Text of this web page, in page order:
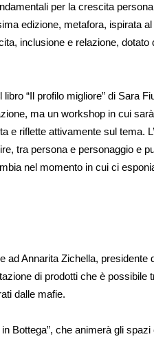
per la crescita
edizione, metafora, ispirata
inclusione e relazione,
“Il profilo migliore” di Sara
ma un workshop in cui
e riflette attivamente sul tema.
tra persona e personaggio e
nel momento in cui ci
ad Annarita Zichella,
di prodotti che è
dalle mafie.
in Bottega”, che animerà gli